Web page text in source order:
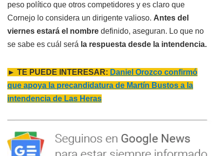
peso político que otros competidores y es claro que
Cornejo lo considera un dirigente valioso. Antes del
viernes estará el nombre definido, aseguran. Lo que no
se sabe es cuál será la respuesta desde la intendencia.
► TE PUEDE INTERESAR: Daniel Orozco confirmó
que apoya la precandidatura de Martín Bustos a la
intendencia de Las Heras